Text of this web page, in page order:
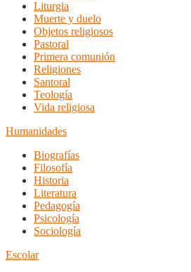
Liturgia
Muerte y duelo
Objetos religiosos
Pastoral
Primera comunión
Religiones
Santoral
Teología
Vida religiosa
Humanidades
Biografías
Filosofía
Historia
Literatura
Pedagogía
Psicología
Sociología
Escolar